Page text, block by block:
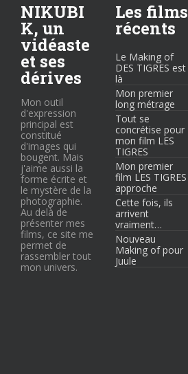
NIKUBI
K, un
vidéaste
et ses
dérives
Mon outil
d'expression
principal est
constitué
d'images qui
bougent. Mais
j'aime aussi la
forme écrite et
le mystère de la
photographie.
Au delà de
présenter mes
films, ce site me
permet de
rassembler tout
mon univers.
Les films
récents
Le Making of
DES TIGRES est
là
Mon premier
long métrage
Tout se
concrétise pour
mon film LES
TIGRES
Mon premier
film LES TIGRES
approche
Cette fois, ils
arrivent
vraiment…
Nouveau
Making of pour
Juule